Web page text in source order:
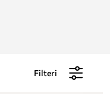
Filteri